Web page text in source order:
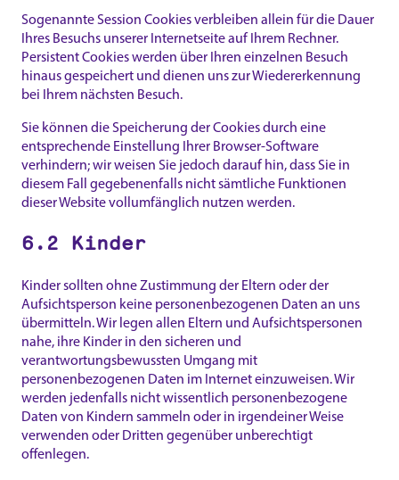
Sogenannte Session Cookies verbleiben allein für die Dauer
Ihres Besuchs unserer Internetseite auf Ihrem Rechner.
Persistent Cookies werden über Ihren einzelnen Besuch
hinaus gespeichert und dienen uns zur Wiedererkennung
bei Ihrem nächsten Besuch.
Sie können die Speicherung der Cookies durch eine
entsprechende Einstellung Ihrer Browser-Software
verhindern; wir weisen Sie jedoch darauf hin, dass Sie in
diesem Fall gegebenenfalls nicht sämtliche Funktionen
dieser Website vollumfänglich nutzen werden.
6.2 Kinder
Kinder sollten ohne Zustimmung der Eltern oder der
Aufsichtsperson keine personenbezogenen Daten an uns
übermitteln. Wir legen allen Eltern und Aufsichtspersonen
nahe, ihre Kinder in den sicheren und
verantwortungsbewussten Umgang mit
personenbezogenen Daten im Internet einzuweisen. Wir
werden jedenfalls nicht wissentlich personenbezogene
Daten von Kindern sammeln oder in irgendeiner Weise
verwenden oder Dritten gegenüber unberechtigt
offenlegen.